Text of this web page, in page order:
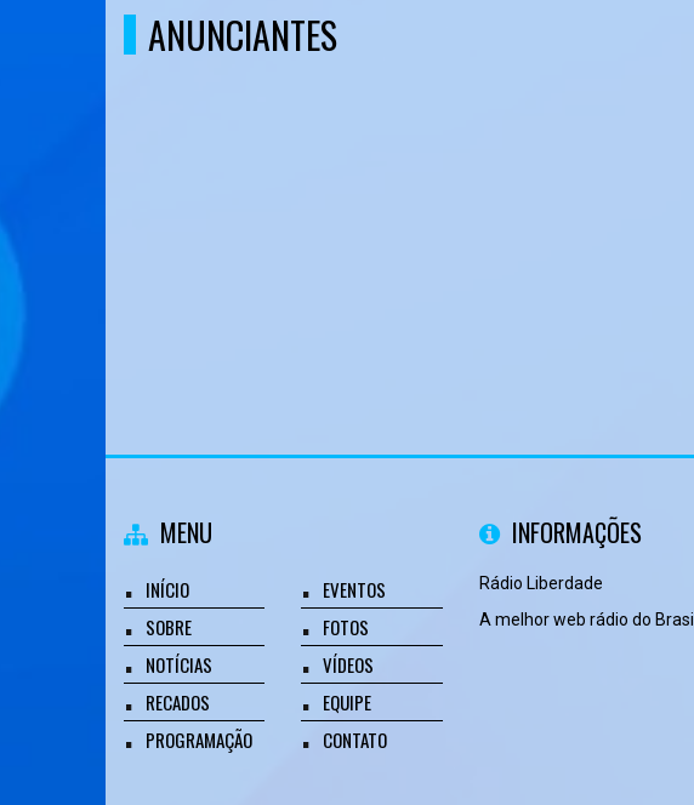
ANUNCIANTES
MENU
INÍCIO
SOBRE
NOTÍCIAS
RECADOS
PROGRAMAÇÃO
EVENTOS
FOTOS
VÍDEOS
EQUIPE
CONTATO
INFORMAÇÕES
Rádio Liberdade
A melhor web rádio do Brasil.